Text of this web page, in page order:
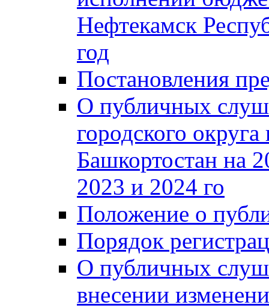
Нефтекамск
год
Постановления
О публичных
городского
Башкортостан на
2023 и 2024 го
Положение о
Порядок
О публичных
внесении